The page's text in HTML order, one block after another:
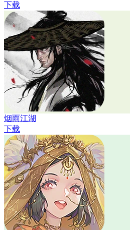
下载
烟雨江湖
下载